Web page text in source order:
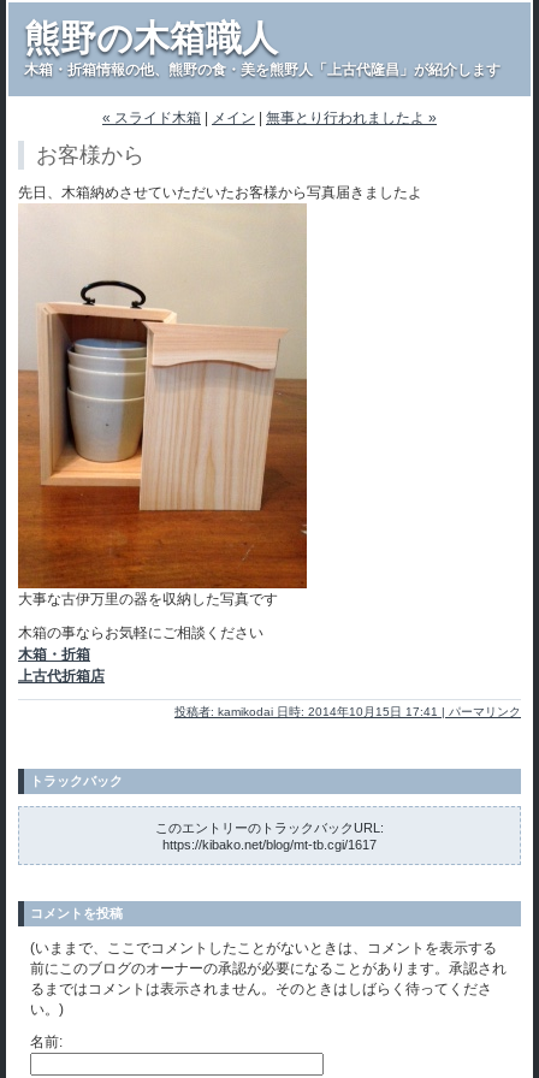
熊野の木箱職人
木箱・折箱情報の他、熊野の食・美を熊野人「上古代隆昌」が紹介します
« スライド木箱 メイン 無事とり行われましたよ »
お客様から
先日、木箱納めさせていただいたお客様から写真届きましたよ
大事な古伊万里の器を収納した写真です
木箱の事ならお気軽にご相談ください
木箱・折箱
上古代折箱店
投稿者: kamikodai 日時: 2014年10月15日 17:41 | パーマリンク
トラックバック
このエントリーのトラックバックURL:
https://kibako.net/blog/mt-tb.cgi/1617
コメントを投稿
(いままで、ここでコメントしたことがないときは、コメントを表示する
前にこのブログのオーナーの承認が必要になることがあります。承認され
るまではコメントは表示されません。そのときはしばらく待ってくださ
い。)
名前: